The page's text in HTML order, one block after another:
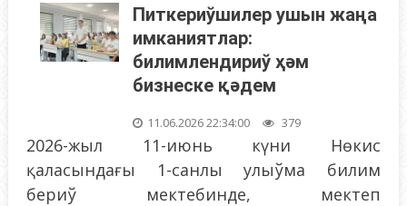
Питкериўшилер ушын жаңа
имканиятлар:
билимлендириў ҳәм
бизнеске қәдем
11.06.2026 22:34:00 379
2026-жыл 11-июнь күни Нөкис
қаласындағы 1-санлы улыўма билим
бериў мектебинде, мектеп